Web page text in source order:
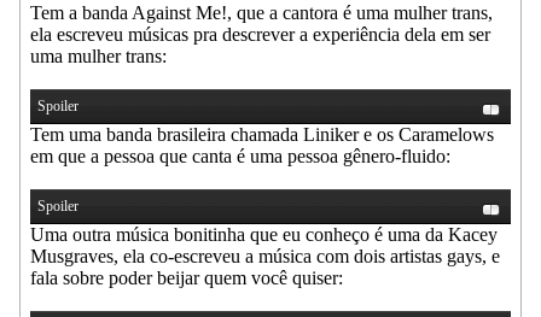
Tem a banda Against Me!, que a cantora é uma mulher trans,
ela escreveu músicas pra descrever a experiência dela em ser
uma mulher trans:
Spoiler
Tem uma banda brasileira chamada Liniker e os Caramelows
em que a pessoa que canta é uma pessoa gênero-fluido:
Spoiler
Uma outra música bonitinha que eu conheço é uma da Kacey
Musgraves, ela co-escreveu a música com dois artistas gays, e
fala sobre poder beijar quem você quiser: